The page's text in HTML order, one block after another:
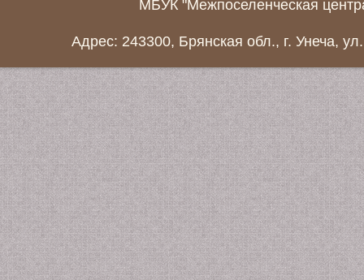
МБУК "Межпоселенческая
Адрес: 243300, Брянская обл., г. Унеча,